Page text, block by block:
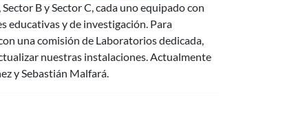
B y Sector C, cada uno equipado con
educativas y de investigación. Para
una comisión de Laboratorios dedicada,
nuestras instalaciones. Actualmente
y Sebastián Malfará.